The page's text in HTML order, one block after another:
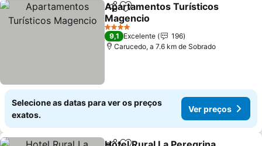
PartilharAdicionar aos favoritos
Apartamentos Turísticos
Magencio
4 Estrelas
9,1 Excelente
196
Carucedo, a 7.6 km de Sobrado
Selecione as datas para ver os preços
exatos.
Ver preços